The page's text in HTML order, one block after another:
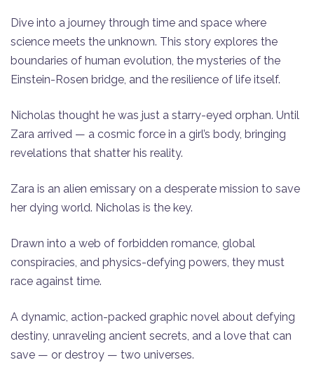
​Dive into a journey through time and space where
science meets the unknown. This story explores the
boundaries of human evolution, the mysteries of the
Einstein-Rosen bridge, and the resilience of life itself.
Nicholas thought he was just a starry-eyed orphan. Until
Zara arrived — a cosmic force in a girl’s body, bringing
revelations that shatter his reality.
Zara is an alien emissary on a desperate mission to save
her dying world. Nicholas is the key.
Drawn into a web of forbidden romance, global
conspiracies, and physics-defying powers, they must
race against time.
A dynamic, action-packed graphic novel about defying
destiny, unraveling ancient secrets, and a love that can
save — or destroy — two universes.